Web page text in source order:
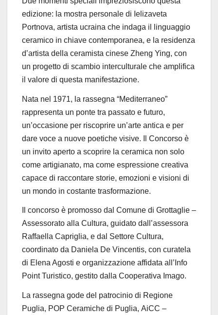
edizione: la mostra personale di Ielizaveta
Portnova, artista ucraina che indaga il linguaggio
ceramico in chiave contemporanea, e la residenza
d’artista della ceramista cinese Zheng Ying, con
un progetto di scambio interculturale che amplifica
il valore di questa manifestazione.
Nata nel 1971, la rassegna “Mediterraneo”
rappresenta un ponte tra passato e futuro,
un’occasione per riscoprire un’arte antica e per
dare voce a nuove poetiche visive. Il Concorso è
un invito aperto a scoprire la ceramica non solo
come artigianato, ma come espressione creativa
capace di raccontare storie, emozioni e visioni di
un mondo in costante trasformazione.
Il concorso è promosso dal Comune di Grottaglie –
Assessorato alla Cultura, guidato dall’assessora
Raffaella Capriglia, e dal Settore Cultura,
coordinato da Daniela De Vincentis, con curatela
di Elena Agosti e organizzazione affidata all’ Info
Point Turistico, gestito dalla Cooperativa Imago.
La rassegna gode del patrocinio di Regione
Puglia, POP Ceramiche di Puglia, AiCC –